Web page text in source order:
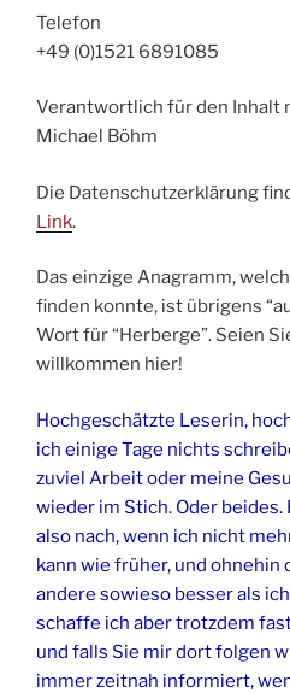
Telefon
+49 (0)1521 6891085
Verantwortlich für den Inhalt
Michael Böhm
Die Datenschutzerklärung
Link.
Das einzige Anagramm,
finden konnte, ist übrigens
Wort für “Herberge”. Seien
willkommen hier!
Hochgeschätzte Leserin,
ich einige Tage nichts
zuviel Arbeit oder meine
wieder im Stich. Oder
also nach, wenn ich nicht
kann wie früher, und ohnehin
andere sowieso besser als
schaffe ich aber trotzdem
und falls Sie mir dort folgen
immer zeitnah informiert,